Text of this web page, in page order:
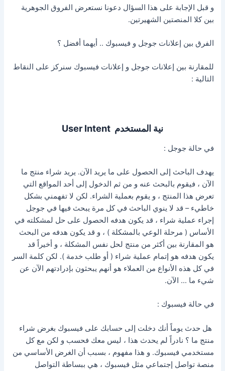
و قبل الإجابة على هذا السؤال دعونا نستعرض الفروق الجوهرية
بين كلا المنصتين الشهيرتين.
الفرق بين إعلانات جوجل و فيسبوك .. أيهما أفضل ؟
للمقارنة بين إعلانات جوجل و إعلانات فيسبوك سنركز على النقاط
التالية :
نية المستخدم User Intent
في حالة جوجل :
يهدف الباحث إلى الحصول على ما يريد الآن. يريد شراء منتج ما
الآن ، فيقوم بالبحث عنه و من ثم الدخول إلى أحد المواقع التي
تعرض هذا المنتج ، و يقوم بعملية الشراء. لكن لا تفهمني بشكل
خاطيء – قد لا ينوي الباحث في كل مرة يبحث فيها في جوجل
إجراء عملية شراء ، قد يكون هدفه الحصول على حل لمشكلته في
الأساس ( مرحلة الوعي بالمشكلة ) ، و قد يكون هدفه من البحث
هو المقارنة بين أكثر من منتج لحل نفس المشكلة ، و أخيراً قد
يكون هدفه هو إتمام عملية شراء ( أو طلب خدمة ). لكن كلمة السر
في كل هذه الأنواع من العملاء هو أنهم يبحثون بإدرادتهم الآن عن
شيء ما … الآن.
في حالة فيسبوك :
هل حدث يوماً أنك دخلت إلى حسابك على فيسبوك بغرض شراء
منتج ما ؟ نادراً لم يحدث هذا ، ليس معك فحسب و لكن مع كل
مستخدمي فيسبوك. و هذا مفهوم ، بسبب أن الغرض الأساسي من
منصة تواصل إجتماعي مثل فيسبوك ، هي ببساطة التواصل